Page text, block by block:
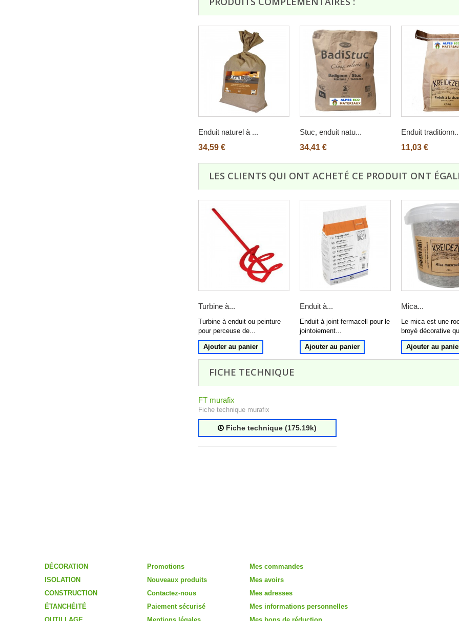
Enduit naturel à ...
34,59 €
Stuc, enduit natu...
34,41 €
Enduit
11,03 €
LES CLIENTS QUI ONT ACHETÉ CE PRODUIT ONT
Turbine à...
Turbine à enduit ou peinture
pour perceuse de...
Ajouter au panier
Enduit à...
Enduit à joint fermacell pour le
jointoiement...
Ajouter au panier
Mica...
Le mica est une
broyé décorative
Ajouter au
FICHE TECHNIQUE
FT murafix
Fiche technique murafix
Fiche technique (175.19k)
DÉCORATION
ISOLATION
CONSTRUCTION
ÉTANCHÉITÉ
Promotions
Nouveaux produits
Contactez-nous
Paiement sécurisé
Mes commandes
Mes avoirs
Mes adresses
Mes informations personnelles